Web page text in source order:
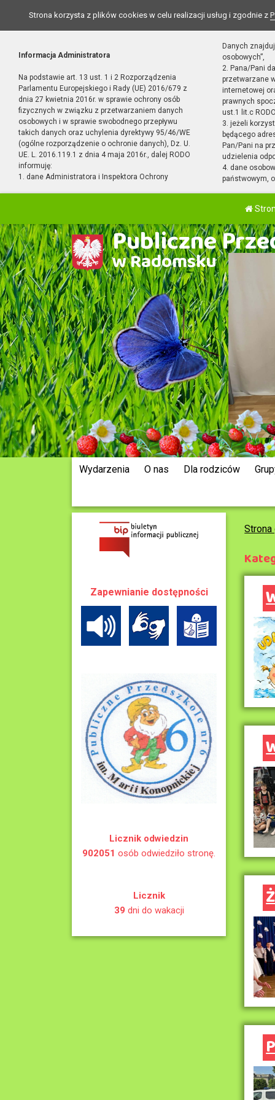
Strona korzysta z plików cookies w celu realizacji usług i zgodnie z
Informacja Administratora
Na podstawie art. 13 ust. 1 i 2 Rozporządzenia
Parlamentu Europejskiego i Rady (UE) 2016/679 z
dnia 27 kwietnia 2016r. w sprawie ochrony osób
fizycznych w związku z przetwarzaniem danych
osobowych i w sprawie swobodnego przepływu
takich danych oraz uchylenia dyrektywy 95/46/WE
(ogólne rozporządzenie o ochronie danych), Dz. U.
UE. L. 2016.119.1 z dnia 4 maja 2016r., dalej RODO
informuję:
1. dane Administratora i Inspektora Ochrony
Danych
osobowych”,
2. Pana/Pani
przetwarzane
internetowej
prawnych
ust.1 lit.c
3. jeżeli
będącego
Pan/Pani na
udzielenia
4. dane
państwowym,
Publiczne
w Radomsku
Wydarzenia O nas Dla rodziców
Zapewnianie dostępności
Licznik odwiedzin
902051 osób odwiedziło stronę.
Licznik
39 dni do wakacji
Strona